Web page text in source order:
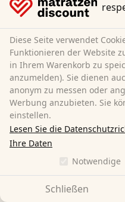
Sleezzz® Smart
Größe:
Material:
Gesamthöhe:
Härtegrad:
Diese Seite verwendet
Funktionieren der Website
in Ihrem Warenkorb zu
anzumelden). Sie dienen
anonym zu messen oder
Werbung anzubieten. Sie
einstellen.
Lesen Sie die
Ihre Daten
Notwendige
Schließen